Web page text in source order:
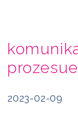
2023-02-09